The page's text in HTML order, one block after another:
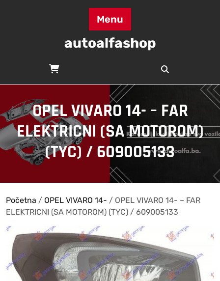
Menu
autoalfashop
OPEL VIVARO 14- – FAR
ELEKTRICNI (SA MOTOROM)
(TYC) / 609005133
Početna / OPEL VIVARO 14- / OPEL VIVARO 14- – FAR
ELEKTRICNI (SA MOTOROM) (TYC) / 609005133